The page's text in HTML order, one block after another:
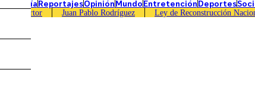
EconomíaReportajesOpiniónMundoEntretenciónDeportes
Caso Sartor Juan Pablo Rodríguez Ley de Reconstrucción